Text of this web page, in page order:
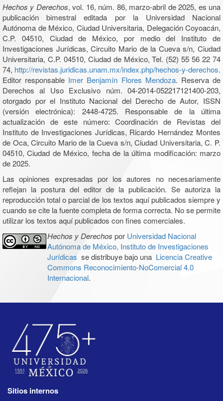
Hechos y Derechos, vol. 16, núm. 86, marzo-abril de 2025, es una
publicación bimestral editada por la Universidad Nacional
Autónoma de México, Ciudad Universitaria, Delegación Coyoacán,
C.P. 04510, Ciudad de México, por medio del Instituto de
Investigaciones Jurídicas, Circuito Mario de la Cueva s/n, Ciudad
Universitaria, C.P. 04510, Ciudad de México, Tel. (52) 55 56 22 74
74, http://revistas.juridicas.unam.mx/index.php/hechos-y-derechos.
Editor responsable Imer Benjamín Flores Mendoza. Reserva de
Derechos al Uso Exclusivo núm. 04-2014-052217121400-203,
otorgado por el Instituto Nacional del Derecho de Autor, ISSN
(versión electrónica): 2448-4725. Responsable de la última
actualización de este número: Coordinación de Revistas del
Instituto de Investigaciones Jurídicas, Ricardo Hernández Montes
de Oca, Circuito Mario de la Cueva s/n, Ciudad Universitaria, C. P.
04510, Ciudad de México, fecha de la última modificación: marzo
de 2025.
Las opiniones expresadas por los autores no necesariamente
reflejan la postura del editor de la publicación. Se autoriza la
reproducción total o parcial de los textos aquí publicados siempre y
cuando se cite la fuente completa de forma correcta. No se permite
utilizar los textos aquí publicados con fines comerciales.
Hechos y Derechos por Universidad Nacional
Autónoma de México, Instituto de Investigaciones
Jurídicas se distribuye bajo una Licencia Creative
Commons Reconocimiento-NoComercial 4.0
Internacional.
Sitios internos